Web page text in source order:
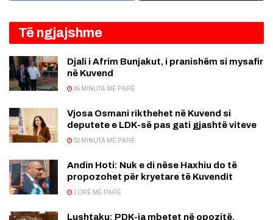
Të ngjajshme
Djali i Afrim Bunjakut, i pranishëm si mysafir
në Kuvend
45 MINUTA MË PARË
Vjosa Osmani rikthehet në Kuvend si
deputete e LDK-së pas gati gjashtë viteve
52 MINUTA MË PARË
Andin Hoti: Nuk e di nëse Haxhiu do të
propozohet për kryetare të Kuvendit
1 ORË MË PARË
Lushtaku: PDK-ja mbetet në opozitë,